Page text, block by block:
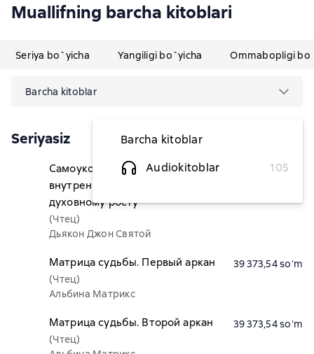
Muallifning barcha kitoblari
Seriya bo`yicha Yangiligi bo`yicha Ommabopligi
Barcha kitoblar
Barcha kitoblar
Audiokitoblar
105
Seriyasiz
Самоукорение как путь к
внутреннему смирению и
духовному росту
(Чтец)
Дьякон Джон Святой
37 909,84 soʻm
Матрица судьбы. Первый аркан
(Чтец)
Альбина Матрикс
39 373,54 soʻm
Матрица судьбы. Второй аркан
(Чтец)
39 373,54 soʻm